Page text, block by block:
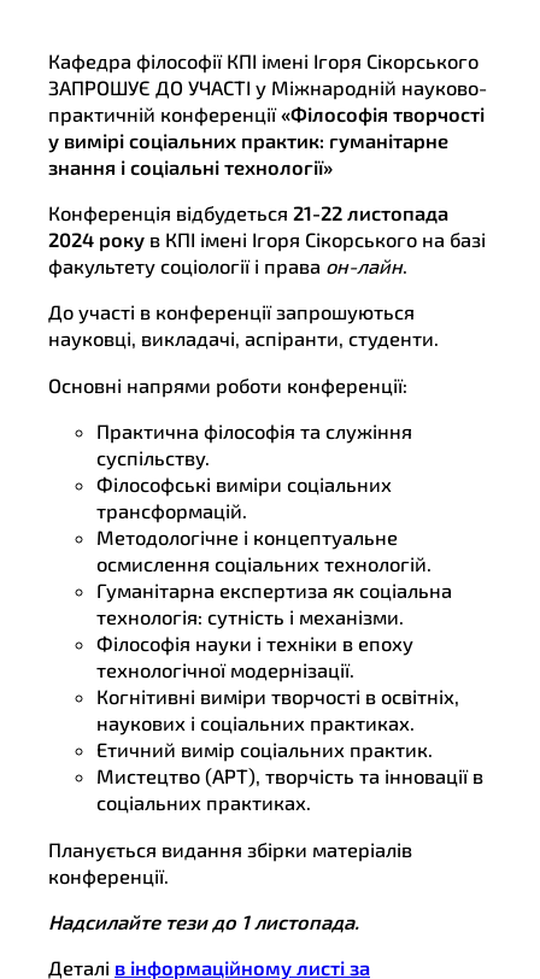
Кафедра філософії КПІ імені Ігоря Сікорського
ЗАПРОШУЄ ДО УЧАСТІ у Міжнародній науково-
практичній конференції«Філософія творчості
у вимірі соціальних практик: гуманітарне
знання і соціальні технології»
Конференція відбудеться 21-22 листопада
2024 року в КПІ імені Ігоря Сікорського на базі
факультету соціології і права он-лайн.
До участі в конференції запрошуються
науковці, викладачі, аспіранти, студенти.
Основні напрями роботи конференції:
Практична філософія та служіння
суспільству.
Філософські виміри соціальних
трансформацій.
Методологічне і концептуальне
осмислення соціальних технологій.
Гуманітарна експертиза як соціальна
технологія: сутність і механізми.
Філософія науки і техніки в епоху
технологічної модернізації.
Когнітивні виміри творчості в освітніх,
наукових і соціальних практиках.
Етичний вимір соціальних практик.
Мистецтво (АРТ), творчість та інновації в
соціальних практиках.
Планується видання збірки матеріалів
конференції.
Надсилайте тези до 1 листопада.
Деталі в інформаційному листі за